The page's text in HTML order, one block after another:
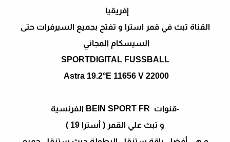
إفريقيا
القناة تبث في قمر استرا و تفتح بجميع السيرفرات حتى
السيسكام المجاني
SPORTDIGITAL FUSSBALL
Astra 19.2°E 11656 V 22000
-قنوات BEIN SPORT FR الفرنسية
و تبث علي القمر ( أسترا 19 )